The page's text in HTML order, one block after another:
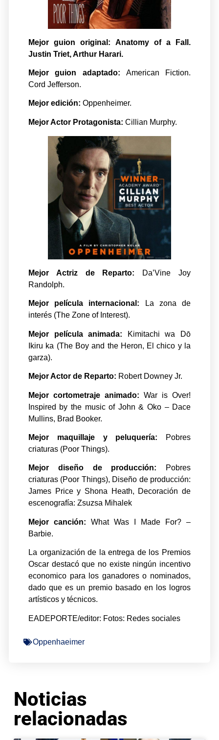
Mejor guion original: Anatomy of a Fall.
Justin Triet, Arthur Harari.
Mejor guion adaptado: American Fiction.
Cord Jefferson.
Mejor edición: Oppenheimer.
Mejor Actor Protagonista: Cillian Murphy.
Mejor Actriz de Reparto:
Da’Vine Joy
Randolph.
Mejor película internacional:
La zona de
interés (The Zone of Interest).
Mejor película animada:
Kimitachi wa Dō
Ikiru ka (The Boy and the Heron, El chico y la
garza).
Mejor Actor de Reparto: Robert Downey Jr.
Mejor cortometraje animado:War is Over!
Inspired by the music of John & Oko – Dace
Mullins, Brad Booker.
Mejor maquillaje y peluquería:
Pobres
criaturas (Poor Things).
Mejor diseño de producción:
Pobres
criaturas (Poor Things), Diseño de producción:
James Price y Shona Heath, Decoración de
escenografía: Zsuzsa Mihalek
Mejor canción: What Was I Made For? –
Barbie.
La organización de la entrega de los Premios
Oscar destacó que no existe ningún incentivo
economico para los ganadores o nominados,
dado que es un premio basado en los logros
artísticos y técnicos.
EADEPORTE/editor: Fotos: Redes sociales
Oppenhaeimer
Noticias
relacionadas